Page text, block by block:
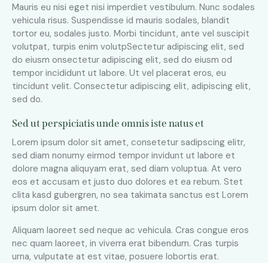
Mauris eu nisi eget nisi imperdiet vestibulum. Nunc sodales
vehicula risus. Suspendisse id mauris sodales, blandit
tortor eu, sodales justo. Morbi tincidunt, ante vel suscipit
volutpat, turpis enim volutpSectetur adipiscing elit, sed
do eiusm onsectetur adipiscing elit, sed do eiusm od
tempor incididunt ut labore. Ut vel placerat eros, eu
tincidunt velit. Consectetur adipiscing elit, adipiscing elit,
sed do.
Sed ut perspiciatis unde omnis iste natus et
Lorem ipsum dolor sit amet, consetetur sadipscing elitr,
sed diam nonumy eirmod tempor invidunt ut labore et
dolore magna aliquyam erat, sed diam voluptua. At vero
eos et accusam et justo duo dolores et ea rebum. Stet
clita kasd gubergren, no sea takimata sanctus est Lorem
ipsum dolor sit amet.
Aliquam laoreet sed neque ac vehicula. Cras congue eros
nec quam laoreet, in viverra erat bibendum. Cras turpis
urna, vulputate at est vitae, posuere lobortis erat.